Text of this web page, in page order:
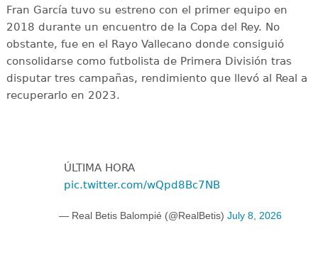
Fran García tuvo su estreno con el primer equipo en
2018 durante un encuentro de la Copa del Rey. No
obstante, fue en el Rayo Vallecano donde consiguió
consolidarse como futbolista de Primera División tras
disputar tres campañas, rendimiento que llevó al Real a
recuperarlo en 2023.
ÚLTIMA HORA
pic.twitter.com/wQpd8Bc7NB
— Real Betis Balompié (@RealBetis) July 8, 2026